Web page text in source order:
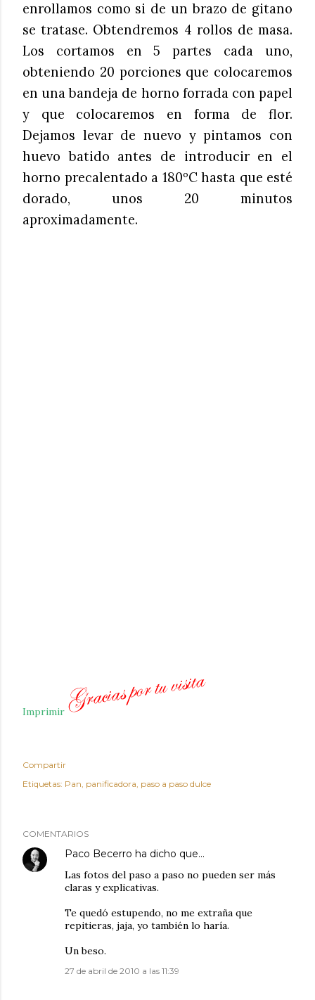
enrollamos como si de un brazo de gitano
se tratase. Obtendremos 4 rollos de masa.
Los cortamos en 5 partes cada uno,
obteniendo 20 porciones que colocaremos
en una bandeja de horno forrada con papel
y que colocaremos en forma de flor.
Dejamos levar de nuevo y pintamos con
huevo batido antes de introducir en el
horno precalentado a 180ºC hasta que esté
dorado, unos 20 minutos
aproximadamente.
Imprimir
Compartir
Etiquetas: Pan panificadora paso a paso dulce
COMENTARIOS
Paco Becerro ha dicho que…
Las fotos del paso a paso no pueden ser más
claras y explicativas.
Te quedó estupendo, no me extraña que
repitieras, jaja, yo también lo haría.
Un beso.
27 de abril de 2010 a las 11:39